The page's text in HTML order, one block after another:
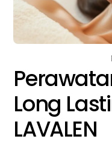
Long
LAVALEN